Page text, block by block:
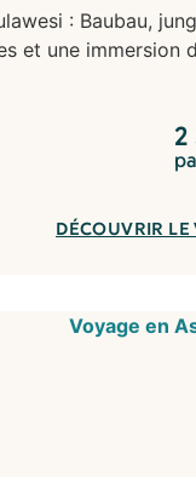
: Baubau,
et une immersion
2
DÉCOUVRIR LE